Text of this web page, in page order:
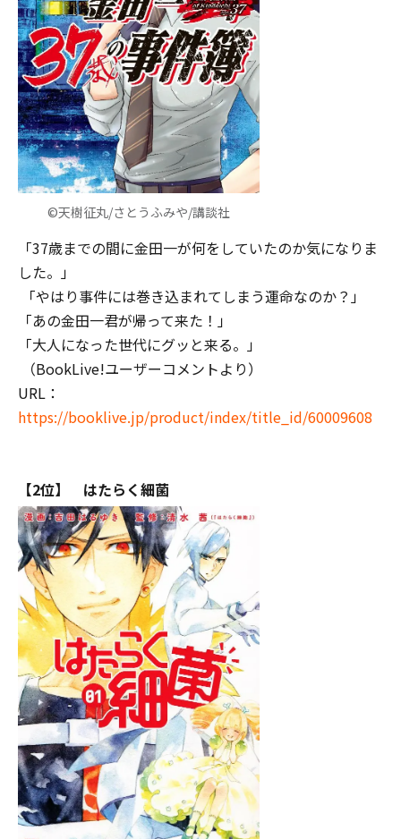
©天樹征丸/さとうふみや/講談社
「37歳までの間に金田一が何をしていたのか気になりま
した。」
「やはり事件には巻き込まれてしまう運命なのか？」
「あの金田一君が帰って来た！」
「大人になった世代にグッと来る。」
（BookLive!ユーザーコメントより）
URL：
https://booklive.jp/product/index/title_id/60009608
【2位】 はたらく細菌